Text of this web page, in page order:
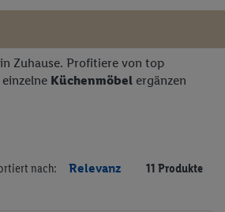
Zuhause. Profitiere von top
Küchenmöbel ergänzen
nach: Relevanz 11 Produkte